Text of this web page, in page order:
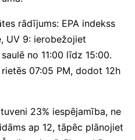
rādījums: EPA indekss
UV 9: ierobežojiet
no 11:00 līdz 15:00.
07:05 PM, dodot 12h
23% iespējamība, ne
ap 12, tāpēc plānojiet